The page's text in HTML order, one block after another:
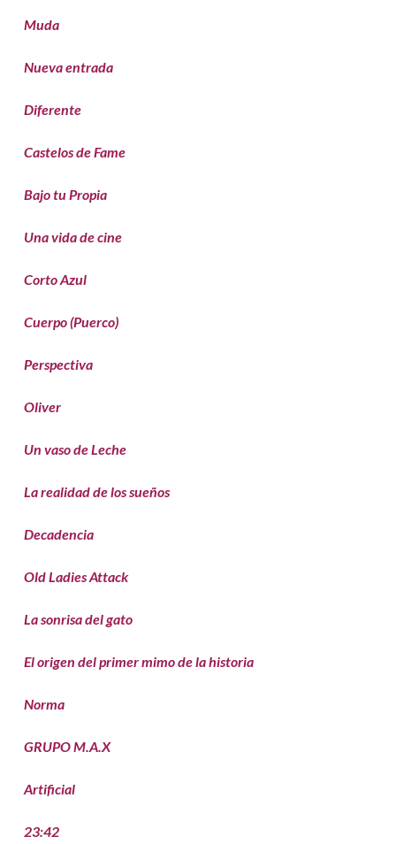
Muda
Nueva entrada
Diferente
Castelos de Fame
Bajo tu Propia
Una vida de cine
Corto Azul
Cuerpo (Puerco)
Perspectiva
Oliver
Un vaso de Leche
La realidad de los sueños
Decadencia
Old Ladies Attack
La sonrisa del gato
El origen del primer mimo de la historia
Norma
GRUPO M.A.X
Artificial
23:42